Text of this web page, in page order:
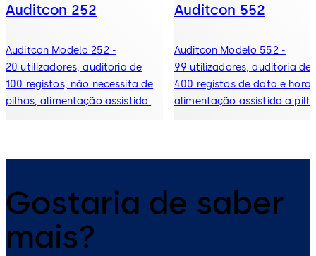
Auditcon 252
Auditcon Modelo 252 -
20 utilizadores, auditoria de
100 registos, não necessita de
pilhas, alimentação assistida a
Auditcon 552
Auditcon Modelo 552 -
99 utilizadores, auditoria de
400 registos de data e hora,
alimentação assistida a
Gostaria de saber
mais?